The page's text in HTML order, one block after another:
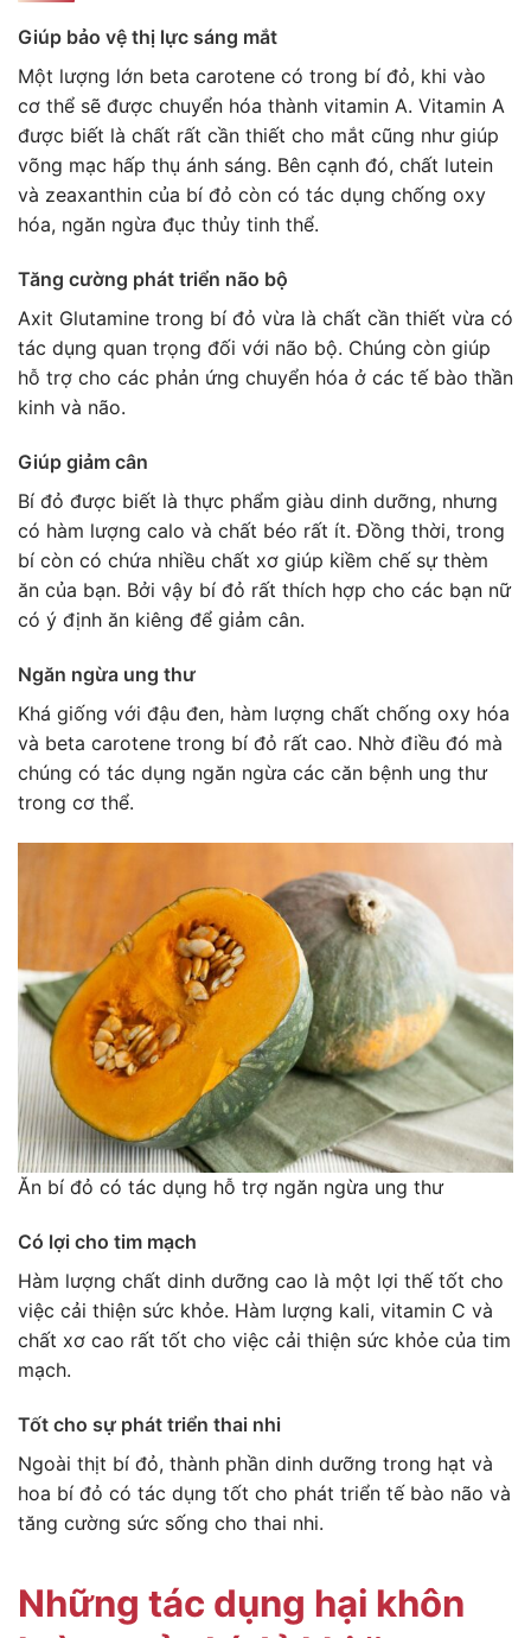
Giúp bảo vệ thị lực sáng mắt
Một lượng lớn beta carotene có trong bí đỏ, khi vào
cơ thể sẽ được chuyển hóa thành vitamin A. Vitamin A
được biết là chất rất cần thiết cho mắt cũng như giúp
võng mạc hấp thụ ánh sáng. Bên cạnh đó, chất lutein
và zeaxanthin của bí đỏ còn có tác dụng chống oxy
hóa, ngăn ngừa đục thủy tinh thể.
Tăng cường phát triển não bộ
Axit Glutamine trong bí đỏ vừa là chất cần thiết vừa có
tác dụng quan trọng đối với não bộ. Chúng còn giúp
hỗ trợ cho các phản ứng chuyển hóa ở các tế bào thần
kinh và não.
Giúp giảm cân
Bí đỏ được biết là thực phẩm giàu dinh dưỡng, nhưng
có hàm lượng calo và chất béo rất ít. Đồng thời, trong
bí còn có chứa nhiều chất xơ giúp kiềm chế sự thèm
ăn của bạn. Bởi vậy bí đỏ rất thích hợp cho các bạn nữ
có ý định ăn kiêng để giảm cân.
Ngăn ngừa ung thư
Khá giống với đậu đen, hàm lượng chất chống oxy hóa
và beta carotene trong bí đỏ rất cao. Nhờ điều đó mà
chúng có tác dụng ngăn ngừa các căn bệnh ung thư
trong cơ thể.
Ăn bí đỏ có tác dụng hỗ trợ ngăn ngừa ung thư
Có lợi cho tim mạch
Hàm lượng chất dinh dưỡng cao là một lợi thế tốt cho
việc cải thiện sức khỏe. Hàm lượng kali, vitamin C và
chất xơ cao rất tốt cho việc cải thiện sức khỏe của tim
mạch.
Tốt cho sự phát triển thai nhi
Ngoài thịt bí đỏ, thành phần dinh dưỡng trong hạt và
hoa bí đỏ có tác dụng tốt cho phát triển tế bào não và
tăng cường sức sống cho thai nhi.
Những tác dụng hại khôn